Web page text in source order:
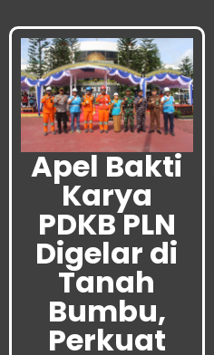
Apel Bakti
Karya
PDKB PLN
Digelar di
Tanah
Bumbu,
Perkuat